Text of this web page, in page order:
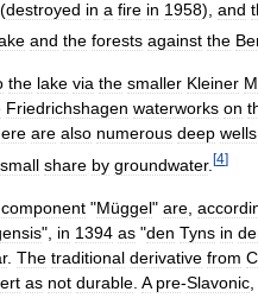
(destroyed in a fire in 1958), and
and the forests against the
the lake via the smaller Kleiner
Friedrichshagen waterworks on
are also numerous deep wells
small share by groundwater. [4]
component "Müggel" are
", in 1394 as "den Tyns in
. The traditional derivative from
as not durable A pre-Slavonic